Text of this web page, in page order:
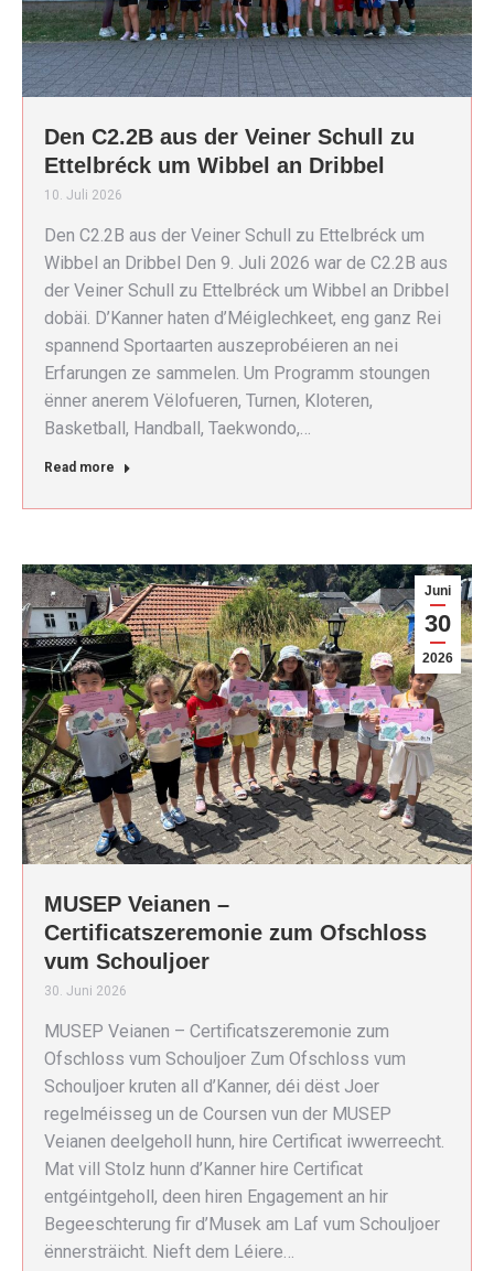
Den C2.2B aus der Veiner Schull zu
Ettelbréck um Wibbel an Dribbel
10. Juli 2026
Den C2.2B aus der Veiner Schull zu Ettelbréck um
Wibbel an Dribbel Den 9. Juli 2026 war de C2.2B aus
der Veiner Schull zu Ettelbréck um Wibbel an Dribbel
dobäi. D’Kanner haten d’Méiglechkeet, eng ganz Rei
spannend Sportaarten auszeprobéieren an nei
Erfarungen ze sammelen. Um Programm stoungen
ënner anerem Vëlofueren, Turnen, Kloteren,
Basketball, Handball, Taekwondo,…
Read more
Juni
30
2026
MUSEP Veianen –
Certificatszeremonie zum Ofschloss
vum Schouljoer
30. Juni 2026
MUSEP Veianen – Certificatszeremonie zum
Ofschloss vum Schouljoer Zum Ofschloss vum
Schouljoer kruten all d’Kanner, déi dëst Joer
regelméisseg un de Coursen vun der MUSEP
Veianen deelgeholl hunn, hire Certificat iwwerreecht.
Mat vill Stolz hunn d’Kanner hire Certificat
entgéintgeholl, deen hiren Engagement an hir
Begeeschterung fir d’Musek am Laf vum Schouljoer
ënnersträicht. Nieft dem Léiere…